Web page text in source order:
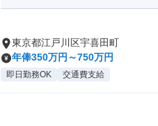
東京都江戸川区宇喜田町
年俸350万円～750万円
即日勤務OK 交通費支給